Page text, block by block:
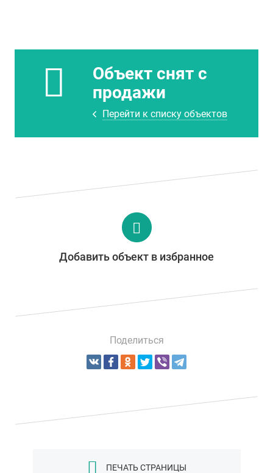
Объект снят с
продажи
Перейти к списку объектов
Добавить объект в избранное
Поделиться
ПЕЧАТЬ СТРАНИЦЫ